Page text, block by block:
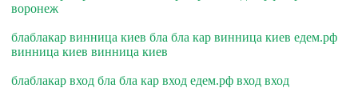
воронеж
блаблакар винница киев бла бла кар винница киев едем.рф
винница киев винница киев
блаблакар вход бла бла кар вход едем.рф вход вход